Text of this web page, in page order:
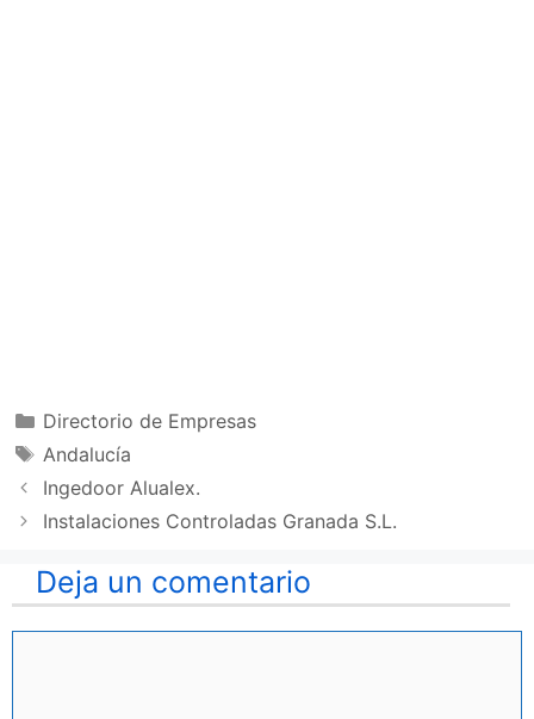
Categorías
Directorio de Empresas
Etiquetas
Andalucía
Ingedoor Alualex.
Instalaciones Controladas Granada S.L.
Deja un comentario